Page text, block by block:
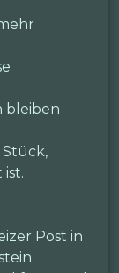
bleiben
Stück,
ist.
Post in